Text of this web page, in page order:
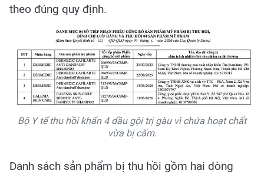
theo đúng quy định.
Bộ Y tế thu hồi khẩn 4 dầu gội trị gàu vì chứa hoạt chất
vừa bị cấm.
Danh sách sản phẩm bị thu hồi gồm hai dòng